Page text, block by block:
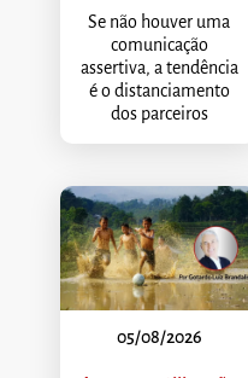
Se não houver uma
comunicação
assertiva, a tendência
é o distanciamento
dos parceiros
05/08/2026